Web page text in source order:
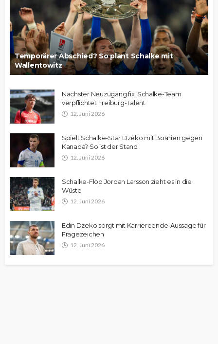
Temporärer Abschied? So plant Schalke mit
Wallentowitz
Nächster Neuzugang fix: Schalke-Team
verpflichtet Freiburg-Talent
12. Juni 2026
Spielt Schalke-Star Dzeko mit Bosnien gegen
Kanada? So ist der Stand
12. Juni 2026
Schalke-Flop Jordan Larsson zieht es in die
Wüste
12. Juni 2026
Edin Dzeko sorgt mit Karriereende-Aussage für
Fragezeichen
12. Juni 2026